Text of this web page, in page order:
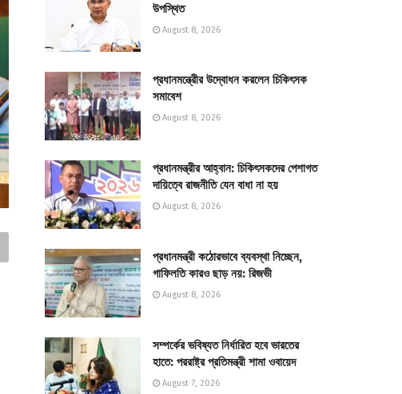
উপস্থিত
August 8, 2026
প্রধানমন্ত্রীের উদ্বোধন করলেন চিকিৎসক
সমাবেশ
August 8, 2026
প্রধানমন্ত্রীর আহ্বান: চিকিৎসকদের পেশাগত
দায়িত্বে রাজনীতি যেন বাধা না হয়
August 8, 2026
প্রধানমন্ত্রী কঠোরভাবে ব্যবস্থা নিচ্ছেন,
গাফিলতি কারও ছাড় নয়: রিজভী
August 8, 2026
সম্পর্কের ভবিষ্যত নির্ধারিত হবে ভারতের
হাতে: পররাষ্ট্র প্রতিমন্ত্রী শামা ওবায়েদ
August 7, 2026